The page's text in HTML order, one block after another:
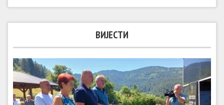
ВИЈЕСТИ